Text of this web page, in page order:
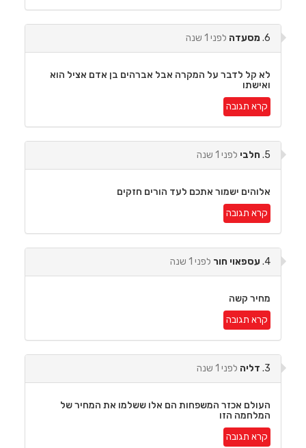
מסעדה לפני 1 שנה
לא קל לדבר על המקרה אבל אברהים בן אדם אציל הוא
ואישתו
קרא תגובה
חלבילפני 1 שנה
אלוהים ישמור אתכם לעד הורים חזקים
קרא תגובה
עספאוי חורלפני 1 שנה
מחיר קשה
קרא תגובה
דליה לפני 1 שנה
העולם אכזר המשפחות הם אלו ששלמו את המחיר של
המלחמה הזו
קרא תגובה